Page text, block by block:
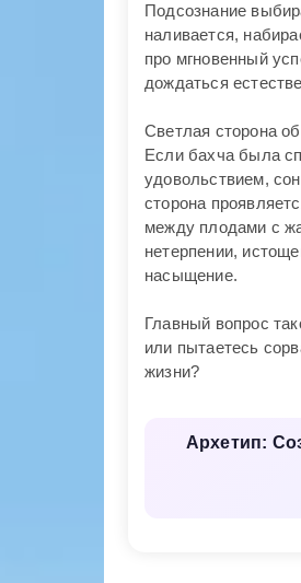
Подсознание
наливается,
про мгновенный
дождаться
Светлая сторона
Если бахча была
удовольствием,
сторона
между плодами с
нетерпении,
насыщение.
Главный вопрос
или пытаетесь
жизни?
Архетип: